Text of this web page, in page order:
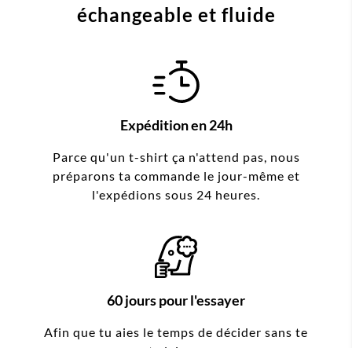
échangeable et fluide
Expédition en 24h
Parce qu'un t-shirt ça n'attend pas, nous
préparons ta commande le jour-même et
l'expédions sous 24 heures.
60 jours pour l'essayer
Afin que tu aies le temps de décider sans te